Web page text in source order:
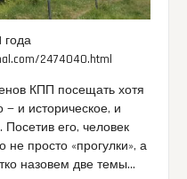
года
2474040.html
КПП посещать хотя
и историческое, и
его, человек
просто «прогулки», а
назовем две темы…